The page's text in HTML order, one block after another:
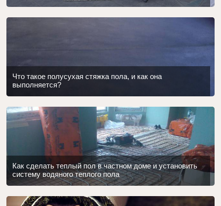
Что такое полусухая стяжка пола, и как она
выполняется?
Как сделать теплый пол в частном доме и установить
систему водяного теплого пола